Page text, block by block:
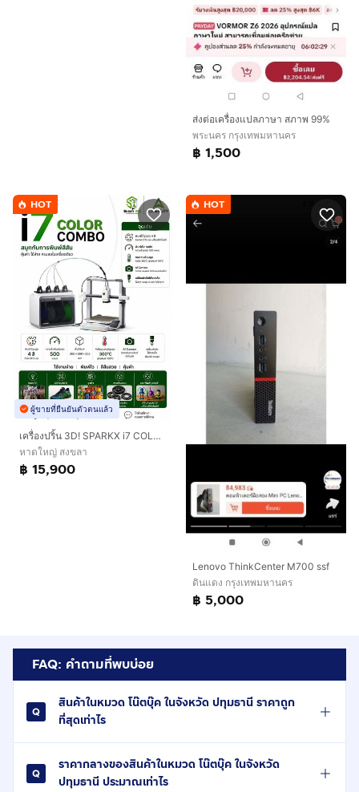
ส่งต่อเครื่องแปลภาษา สภาพ 99%
พระนคร กรุงเทพมหานคร
฿ 1,500
HOT
ผู้ขายที่ยืนยันตัวตนแล้ว
เครื่องปริ้น 3D! SPARKX i7 COLOR COMBO พิมพ์ได้สูงสุด 4 สี จบในเครื่องเดียว
หาดใหญ่ สงขลา
฿ 15,900
HOT
Lenovo ThinkCenter M700 ssf
ดินแดง กรุงเทพมหานคร
฿ 5,000
FAQ: คำถามที่พบบ่อย
สินค้าในหมวด โน๊ตบุ๊ค ในจังหวัด ปทุมธานี ราคาถูก
ที่สุดเท่าไร
ราคากลางของสินค้าในหมวด โน๊ตบุ๊ค ในจังหวัด
ปทุมธานี ประมาณเท่าไร